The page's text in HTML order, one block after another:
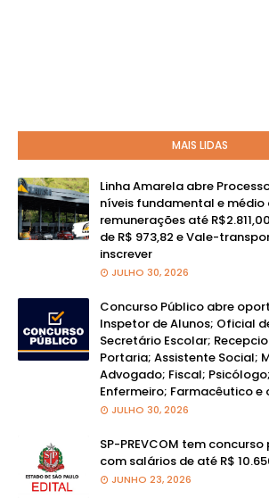
MAIS LIDAS
Linha Amarela abre
níveis fundamental e médio
remunerações até
de R$ 973,82 e Vale-
inscrever
JULHO 30, 2026
Concurso Público abre
Inspetor de Alunos; Oficial
Secretário Escolar;
Portaria; Assistente Social;
Advogado; Fiscal;
Enfermeiro; Farmacêutico e
JULHO 30, 2026
SP-PREVCOM tem
com salários de até R$
JUNHO 23, 2026